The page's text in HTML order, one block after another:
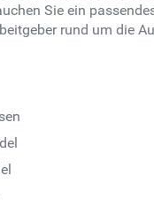
Sie ein
rund um die